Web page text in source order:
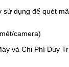
sử dụng để quét
camera)
và Chi Phí Duy